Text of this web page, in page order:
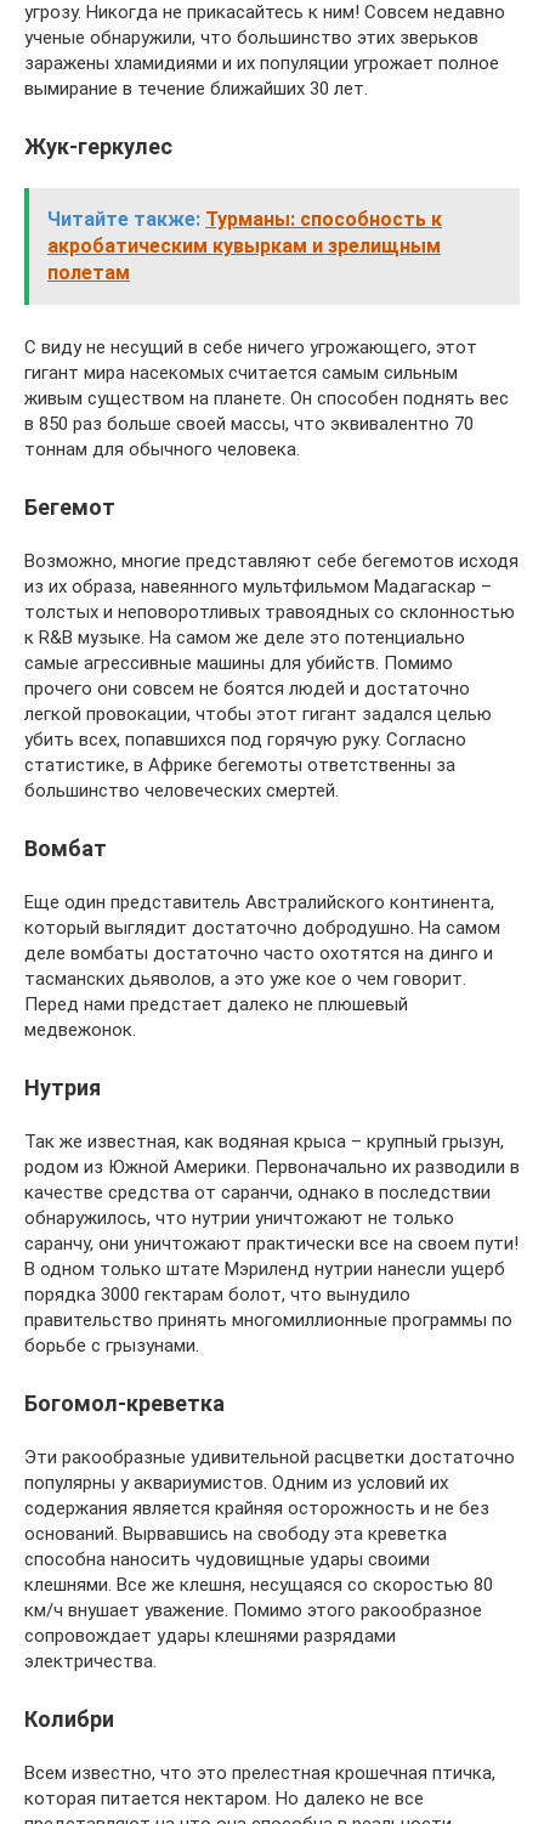
угрозу. Никогда не прикасайтесь к ним! Совсем недавно
ученые обнаружили, что большинство этих зверьков
заражены хламидиями и их популяции угрожает полное
вымирание в течение ближайших 30 лет.
Жук-геркулес
Читайте также: Турманы: способность к
акробатическим кувыркам и зрелищным
полетам
С виду не несущий в себе ничего угрожающего, этот
гигант мира насекомых считается самым сильным
живым существом на планете. Он способен поднять вес
в 850 раз больше своей массы, что эквивалентно 70
тоннам для обычного человека.
Бегемот
Возможно, многие представляют себе бегемотов исходя
из их образа, навеянного мультфильмом Мадагаскар –
толстых и неповоротливых травоядных со склонностью
к R&B музыке. На самом же деле это потенциально
самые агрессивные машины для убийств. Помимо
прочего они совсем не боятся людей и достаточно
легкой провокации, чтобы этот гигант задался целью
убить всех, попавшихся под горячую руку. Согласно
статистике, в Африке бегемоты ответственны за
большинство человеческих смертей.
Вомбат
Еще один представитель Австралийского континента,
который выглядит достаточно добродушно. На самом
деле вомбаты достаточно часто охотятся на динго и
тасманских дьяволов, а это уже кое о чем говорит.
Перед нами предстает далеко не плюшевый
медвежонок.
Нутрия
Так же известная, как водяная крыса – крупный грызун,
родом из Южной Америки. Первоначально их разводили в
качестве средства от саранчи, однако в последствии
обнаружилось, что нутрии уничтожают не только
саранчу, они уничтожают практически все на своем пути!
В одном только штате Мэриленд нутрии нанесли ущерб
порядка 3000 гектарам болот, что вынудило
правительство принять многомиллионные программы по
борьбе с грызунами.
Богомол-креветка
Эти ракообразные удивительной расцветки достаточно
популярны у аквариумистов. Одним из условий их
содержания является крайняя осторожность и не без
оснований. Вырвавшись на свободу эта креветка
способна наносить чудовищные удары своими
клешнями. Все же клешня, несущаяся со скоростью 80
км/ч внушает уважение. Помимо этого ракообразное
сопровождает удары клешнями разрядами
электричества.
Колибри
Всем известно, что это прелестная крошечная птичка,
которая питается нектаром. Но далеко не все